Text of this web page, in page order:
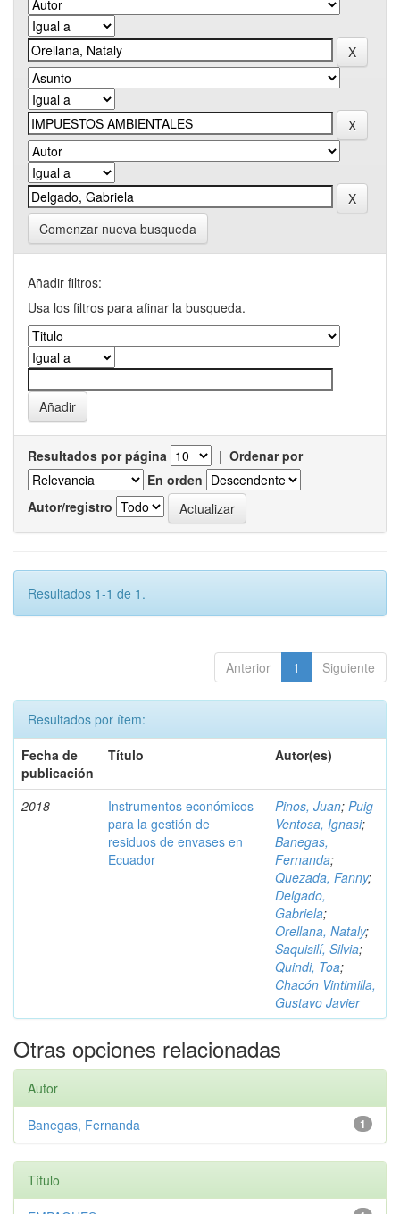
Comenzar nueva busqueda
Añadir filtros:
Usa los filtros para afinar la busqueda.
Resultados por página | Ordenar por
En orden
Autor/registro
Resultados 1-1 de 1.
Anterior 1 Siguiente
Resultados por ítem:
Fecha de
publicación
Título Autor(es)
2018
Instrumentos económicos
para la gestión de
residuos de envases en
Ecuador
Pinos, Juan; Puig
Ventosa, Ignasi;
Banegas,
Fernanda;
Quezada, Fanny;
Delgado,
Gabriela;
Orellana, Nataly;
Saquisilí, Silvia;
Quindi, Toa;
Chacón Vintimilla,
Gustavo Javier
Otras opciones relacionadas
Autor
1
Banegas, Fernanda
Título